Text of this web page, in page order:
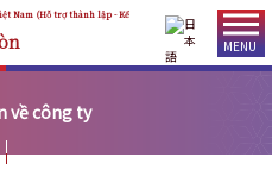
Nam (Hỗ trợ thành lập - Kế
MENU
về công ty